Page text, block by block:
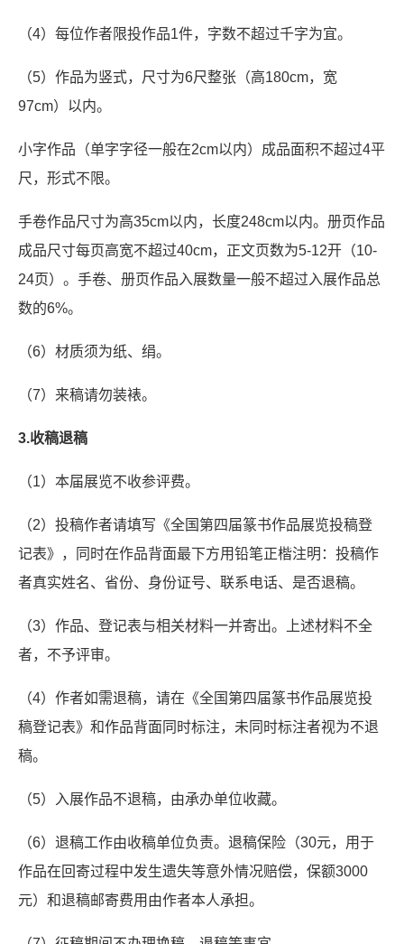
（4）每位作者限投作品1件，字数不超过千字为宜。
（5）作品为竖式，尺寸为6尺整张（高180cm，宽
97cm）以内。
小字作品（单字字径一般在2cm以内）成品面积不超过4平
尺，形式不限。
手卷作品尺寸为高35cm以内，长度248cm以内。册页作品
成品尺寸每页高宽不超过40cm，正文页数为5-12开（10-
24页）。手卷、册页作品入展数量一般不超过入展作品总
数的6%。
（6）材质须为纸、绢。
（7）来稿请勿装裱。
3.收稿退稿
（1）本届展览不收参评费。
（2）投稿作者请填写《全国第四届篆书作品展览投稿登
记表》，同时在作品背面最下方用铅笔正楷注明：投稿作
者真实姓名、省份、身份证号、联系电话、是否退稿。
（3）作品、登记表与相关材料一并寄出。上述材料不全
者，不予评审。
（4）作者如需退稿，请在《全国第四届篆书作品展览投
稿登记表》和作品背面同时标注，未同时标注者视为不退
稿。
（5）入展作品不退稿，由承办单位收藏。
（6）退稿工作由收稿单位负责。退稿保险（30元，用于
作品在回寄过程中发生遗失等意外情况赔偿，保额3000
元）和退稿邮寄费用由作者本人承担。